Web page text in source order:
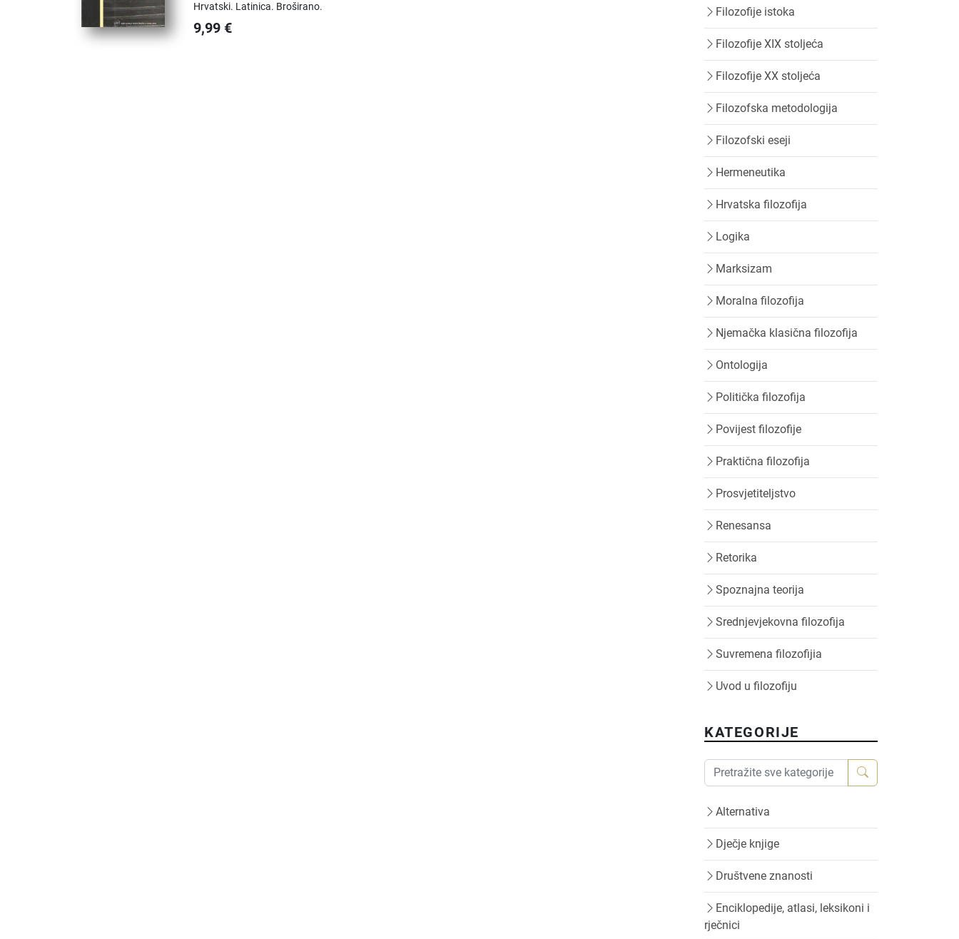
Hrvatski. Latinica. Broširano.
9,99 €
Filozofije istoka
Filozofije XIX stoljeća
Filozofije XX stoljeća
Filozofska metodologija
Filozofski eseji
Hermeneutika
Hrvatska filozofija
Logika
Marksizam
Moralna filozofija
Njemačka klasična filozofija
Ontologija
Politička filozofija
Povijest filozofije
Praktična filozofija
Prosvjetiteljstvo
Renesansa
Retorika
Spoznajna teorija
Srednjevjekovna filozofija
Suvremena filozofijia
Uvod u filozofiju
KATEGORIJE
Alternativa
Dječje knjige
Društvene znanosti
Enciklopedije, atlasi, leksikoni i
rječnici